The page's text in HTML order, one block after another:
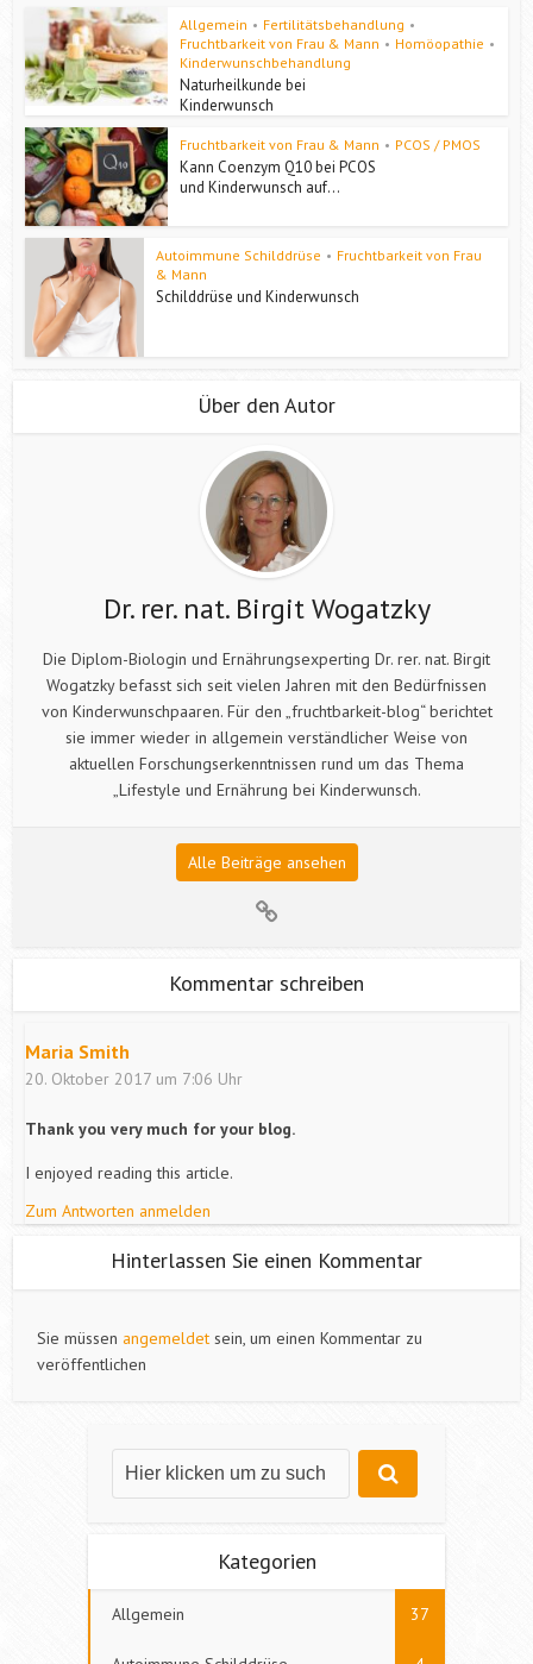
Allgemein • Fertilitätsbehandlung •
Fruchtbarkeit von Frau & Mann • Homöopathie •
Kinderwunschbehandlung
Naturheilkunde bei
Kinderwunsch
Fruchtbarkeit von Frau & Mann • PCOS / PMOS
Kann Coenzym Q10 bei PCOS
und Kinderwunsch auf...
Autoimmune Schilddrüse • Fruchtbarkeit von Frau
& Mann
Schilddrüse und Kinderwunsch
Über den Autor
Dr. rer. nat. Birgit Wogatzky
Die Diplom-Biologin und Ernährungsexperting Dr. rer. nat. Birgit
Wogatzky befasst sich seit vielen Jahren mit den Bedürfnissen
von Kinderwunschpaaren. Für den „fruchtbarkeit-blog“ berichtet
sie immer wieder in allgemein verständlicher Weise von
aktuellen Forschungserkenntnissen rund um das Thema
„Lifestyle und Ernährung bei Kinderwunsch.
Alle Beiträge ansehen
Kommentar schreiben
Maria Smith
20. Oktober 2017 um 7:06 Uhr
Thank you very much for your blog.
I enjoyed reading this article.
Zum Antworten anmelden
Hinterlassen Sie einen Kommentar
Sie müssen angemeldet sein, um einen Kommentar zu
veröffentlichen
Kategorien
Allgemein 37